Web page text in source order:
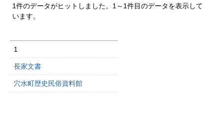
1件のデータがヒットしました。1～1件目のデータを表示して
います。
1
長家文書
穴水町歴史民俗資料館